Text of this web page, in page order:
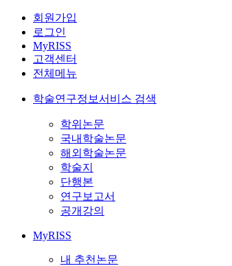
회원가입
로그인
MyRISS
고객센터
전체메뉴
학술연구정보서비스 검색
학위논문
국내학술논문
해외학술논문
학술지
단행본
연구보고서
공개강의
MyRISS
내 추천논문